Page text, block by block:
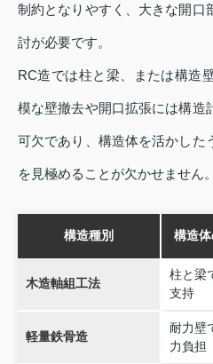
制約となりやすく、大きな開口
討が必要です。
RC造では柱と梁、または構造
模な壁撤去や開口拡張には構造
可欠であり、構造体を活かした
を見極めることが欠かせません。
構造種別 構造
木造軸組工法
柱と梁
支持
軽量鉄骨造
耐力壁
力負担